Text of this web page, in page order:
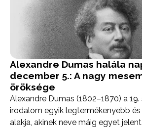
Alexandre Dumas halála
december 5.: A nagy
öröksége
Alexandre Dumas (1802–1870) a
irodalom egyik legtermékenyebb
alakja, akinek neve máig egyet